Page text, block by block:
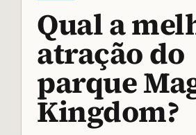
Qual a
atração do
parque
Kingdom?